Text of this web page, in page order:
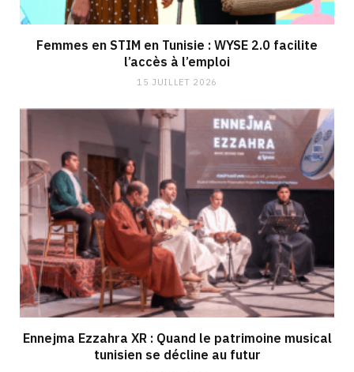
Femmes en STIM en Tunisie : WYSE 2.0 facilite
l’accès à l’emploi
15 JUILLET 2026
Ennejma Ezzahra XR : Quand le patrimoine musical
tunisien se décline au futur